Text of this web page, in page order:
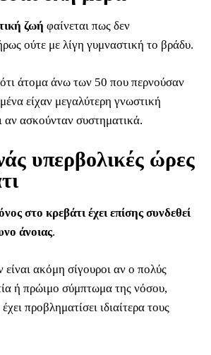
ζωή φαίνεται πως δεν
ούτε με λίγη γυμναστική το βράδυ.
ότι άτομα άνω των 50 που περνούσαν
είχαν μεγαλύτερη γνωστική
ασκούνταν συστηματικά.
υπερβολικές ώρες
στο κρεβάτι έχει επίσης συνδεθεί
άνοιας.
είναι ακόμη σίγουροι αν ο πολύς
ή πρώιμο σύμπτωμα της νόσου,
προβληματίσει ιδιαίτερα τους